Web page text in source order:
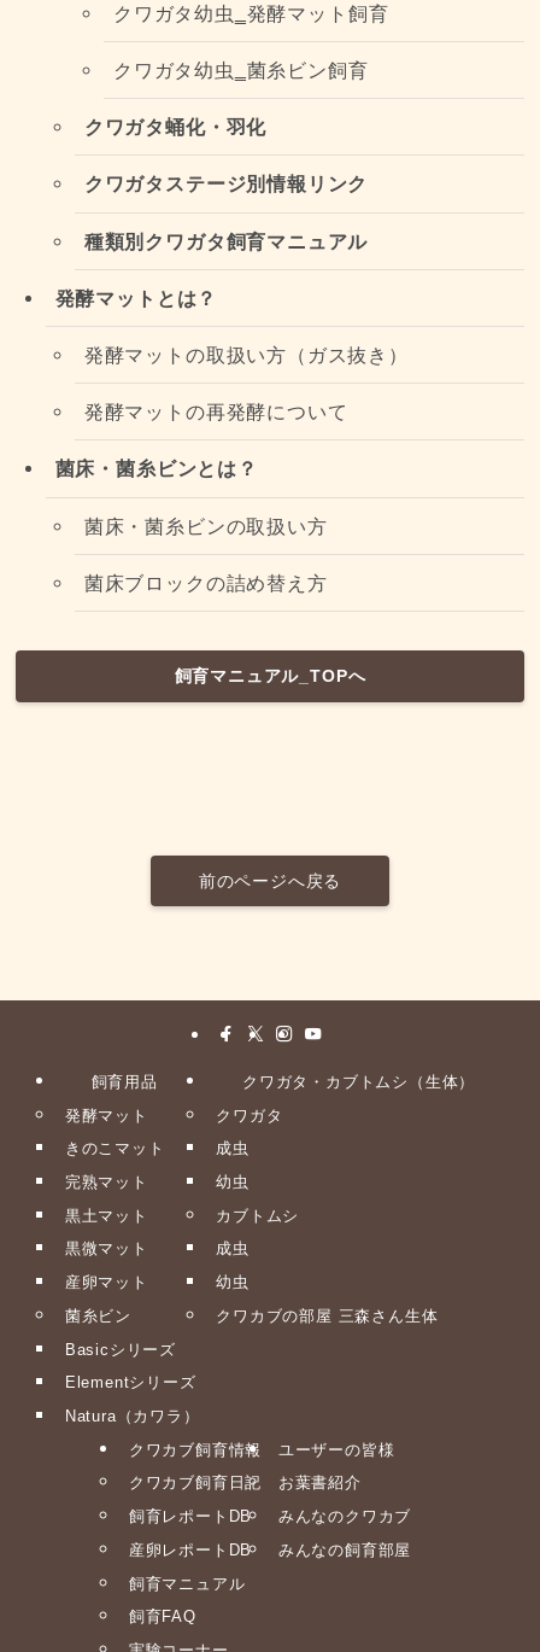
クワガタ幼虫‗発酵マット飼育
クワガタ幼虫‗菌糸ビン飼育
クワガタ蛹化・羽化
クワガタステージ別情報リンク
種類別クワガタ飼育マニュアル
発酵マットとは？
発酵マットの取扱い方（ガス抜き）
発酵マットの再発酵について
菌床・菌糸ビンとは？
菌床・菌糸ビンの取扱い方
菌床ブロックの詰め替え方
飼育マニュアル_TOPへ
前のページへ戻る
飼育用品
発酵マット
きのこマット
完熟マット
黒土マット
黒微マット
産卵マット
菌糸ビン
Basicシリーズ
Elementシリーズ
Natura（カワラ）
クワガタ・カブトムシ（生体）
クワガタ
成虫
幼虫
カブトムシ
成虫
幼虫
クワカブの部屋 三森さん生体
クワカブ飼育情報
クワカブ飼育日記
飼育レポートDB
産卵レポートDB
飼育マニュアル
飼育FAQ
ユーザーの皆様
お葉書紹介
みんなのクワカブ
みんなの飼育部屋